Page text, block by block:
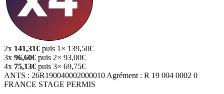
2x 141,31€ puis 1× 139,50€
3x 96,60€ puis 2× 93,00€
4x 75,13€ puis 3× 69,75€
ANTS : 26R190040002000010 Agrément : R 19 004 0002 0
FRANCE STAGE PERMIS